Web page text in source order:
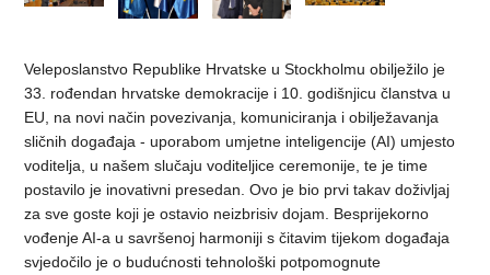
Veleposlanstvo Republike Hrvatske u Stockholmu obilježilo je
33. rođendan hrvatske demokracije i 10. godišnjicu članstva u
EU, na novi način povezivanja, komuniciranja i obilježavanja
sličnih događaja - uporabom umjetne inteligencije (AI) umjesto
voditelja, u našem slučaju voditeljice ceremonije, te je time
postavilo je inovativni presedan. Ovo je bio prvi takav doživljaj
za sve goste koji je ostavio neizbrisiv dojam. Besprijekorno
vođenje AI-a u savršenoj harmoniji s čitavim tijekom događaja
svjedočilo je o budućnosti tehnološki potpomognute